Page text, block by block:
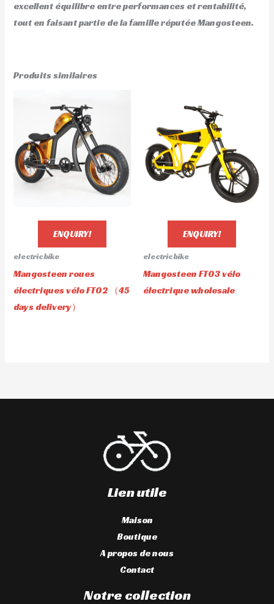
excellent équilibre entre performances et rentabilité,
tout en faisant partie de la famille réputée Mangosteen.
Produits similaires
ENQUIRY!
electric bike
Mangosteen roues
électriques vélo FT02 （45
days delivery）
ENQUIRY!
electric bike
Mangosteen FT03 vélo
électrique wholesale
Lien utile
Maison
Boutique
A propos de nous
Contact
Notre collection